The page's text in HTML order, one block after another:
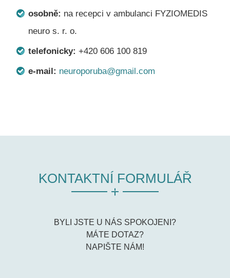
osobně: na recepci v ambulanci FYZIOMEDIS
neuro s. r. o.
telefonicky: +420 606 100 819
e-mail: neuroporuba@gmail.com
KONTAKTNÍ FORMULÁŘ
BYLI JSTE U NÁS SPOKOJENI?
MÁTE DOTAZ?
NAPIŠTE NÁM!